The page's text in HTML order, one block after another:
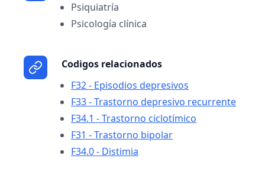
Psiquiatría
Psicología clínica
Codigos relacionados
F32 - Episodios depresivos
F33 - Trastorno depresivo recurrente
F34.1 - Trastorno ciclotímico
F31 - Trastorno bipolar
F34.0 - Distimia